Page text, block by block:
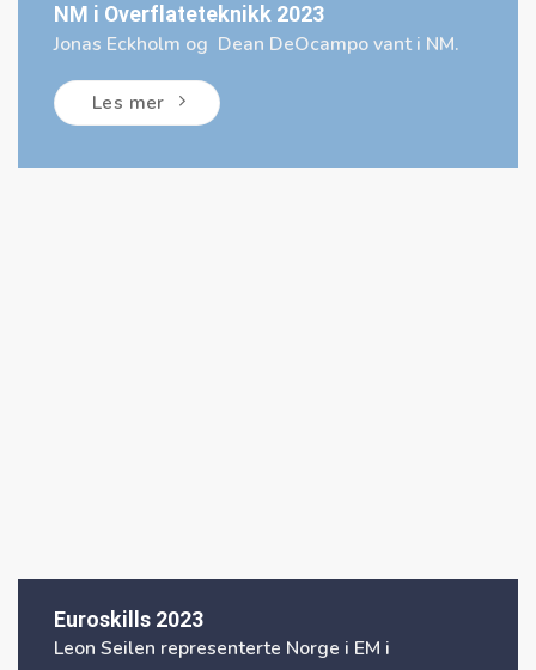
NM i Overflateteknikk 2023
Jonas Eckholm og Dean DeOcampo vant i NM.
Les mer
Euroskills 2023
Leon Seilen representerte Norge i EM i